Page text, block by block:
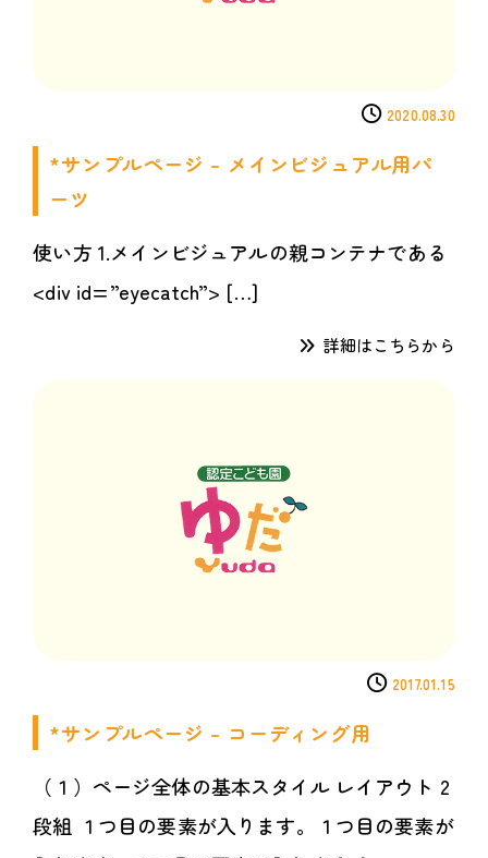
2020.08.30
*サンプルページ – メインビジュアル用パ
ーツ
使い方 1.メインビジュアルの親コンテナである
<div id=”eyecatch”> […]
詳細はこちらから
2017.01.15
*サンプルページ – コーディング用
（１）ページ全体の基本スタイル レイアウト 2
段組 １つ目の要素が入ります。１つ目の要素が